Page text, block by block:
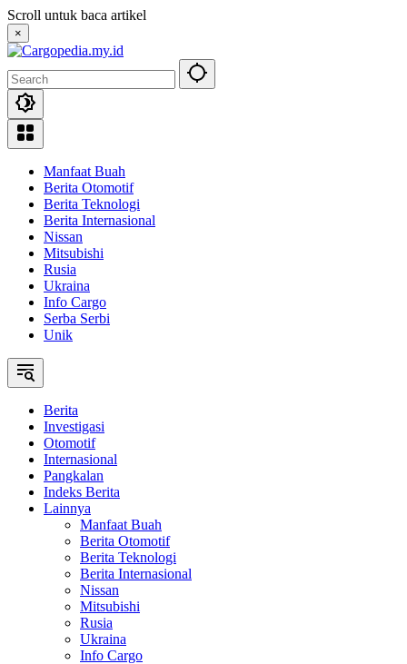
Skip
to
content
Scroll untuk baca artikel
×
Manfaat Buah
Berita Otomotif
Berita Teknologi
Berita Internasional
Nissan
Mitsubishi
Rusia
Ukraina
Info Cargo
Serba Serbi
Unik
Berita
Investigasi
Otomotif
Internasional
Pangkalan
Indeks Berita
Lainnya
Manfaat Buah
Berita Otomotif
Berita Teknologi
Berita Internasional
Nissan
Mitsubishi
Rusia
Ukraina
Info Cargo